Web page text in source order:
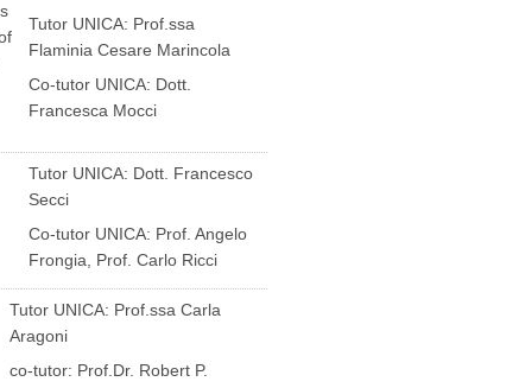
Tutor UNICA: Prof.ssa
Flaminia Cesare Marincola
Co-tutor UNICA: Dott.
Francesca Mocci
Tutor UNICA: Dott. Francesco
Secci
Co-tutor UNICA: Prof. Angelo
Frongia, Prof. Carlo Ricci
Tutor UNICA: Prof.ssa Carla
Aragoni
co-tutor: Prof.Dr. Robert P.